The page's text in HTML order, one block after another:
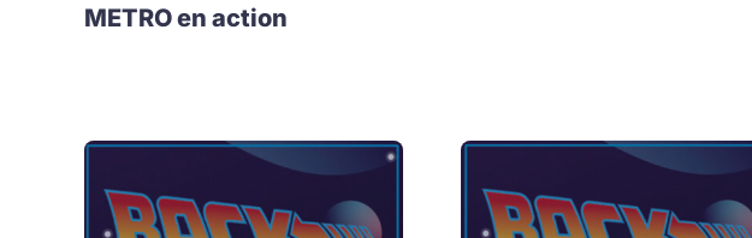
METRO en action